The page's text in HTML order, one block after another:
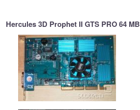
Hercules 3D Prophet II GTS PRO 64 MB